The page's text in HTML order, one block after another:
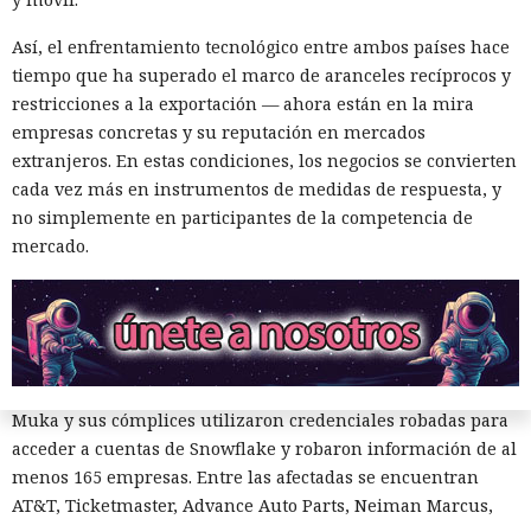
Así, el enfrentamiento tecnológico entre ambos países hace
tiempo que ha superado el marco de aranceles recíprocos y
restricciones a la exportación — ahora están en la mira
empresas concretas y su reputación en mercados
extranjeros. En estas condiciones, los negocios se convierten
cada vez más en instrumentos de medidas de respuesta, y
no simplemente en participantes de la competencia de
mercado.
El canadiense Connor Riley Muka ganó dinero durante
muchos meses con datos robados de otras personas, antes
de ser detenido y entregado a la justicia estadounidense por
uno de los mayores hackeos de los últimos años — ataque a
la plataforma en la nube Snowflake.
Muka, de 26 años, se declaró culpable de cargos de fraude
informático y telefónico, robo agravado de datos personales
y conspiración en un tribunal federal del estado de
Washington. Su sentencia se dictará el 27 de octubre; la
pena máxima es de hasta 32 años de prisión.
Muka y sus cómplices utilizaron credenciales robadas para
acceder a cuentas de Snowflake y robaron información de al
menos 165 empresas. Entre las afectadas se encuentran
AT&T, Ticketmaster, Advance Auto Parts, Neiman Marcus,